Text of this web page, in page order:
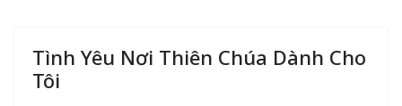
Tình Yêu Nơi Thiên Chúa Dành Cho
Tôi